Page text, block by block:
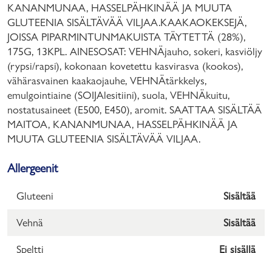
KANANMUNAA, HASSELPÄHKINÄÄ JA MUUTA
GLUTEENIA SISÄLTÄVÄÄ VILJAA.KAAKAOKEKSEJÄ,
JOISSA PIPARMINTUNMAKUISTA TÄYTETTÄ (28%),
175G, 13KPL. AINESOSAT: VEHNÄjauho, sokeri, kasviöljy
(rypsi/rapsi), kokonaan kovetettu kasvirasva (kookos),
vähärasvainen kaakaojauhe, VEHNÄtärkkelys,
emulgointiaine (SOIJAlesitiini), suola, VEHNÄkuitu,
nostatusaineet (E500, E450), aromit. SAATTAA SISÄLTÄÄ
MAITOA, KANANMUNAA, HASSELPÄHKINÄÄ JA
MUUTA GLUTEENIA SISÄLTÄVÄÄ VILJAA.
Allergeenit
Gluteeni Sisältää
Vehnä Sisältää
Speltti Ei sisällä